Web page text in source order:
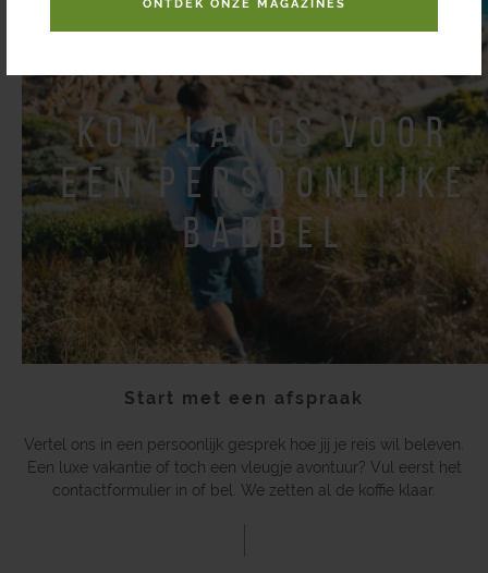
ONTDEK ONZE MAGAZINES
kom langs voor
een persoonlijke
babbel
Start met een afspraak
Vertel ons in een persoonlijk gesprek hoe jij je reis wil beleven.
Een luxe vakantie of toch een vleugje avontuur? Vul eerst het
contactformulier in of bel. We zetten al de koffie klaar.